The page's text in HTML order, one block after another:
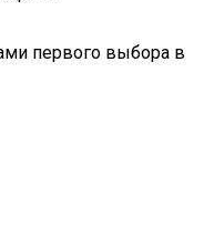
первого выбора в